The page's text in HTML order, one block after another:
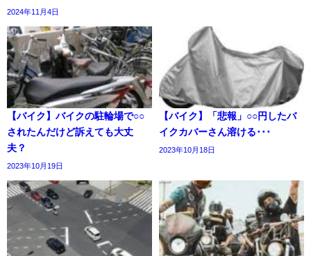
2024年11月4日
【バイク】バイクの駐輪場で○○
されたんだけど訴えても大丈
夫？
2023年10月19日
【バイク】「悲報」○○円したバ
イクカバーさん溶ける･･･
2023年10月18日